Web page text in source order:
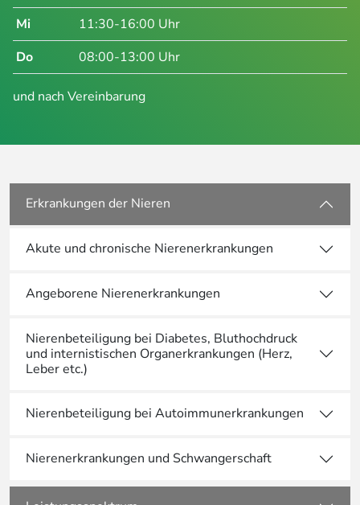
Mi
11:30-16:00 Uhr
Do
08:00-13:00 Uhr
und nach Vereinbarung
Erkrankungen der Nieren
Akute und chronische Nierenerkrankungen
Angeborene Nierenerkrankungen
Nierenbeteiligung bei Diabetes, Bluthochdruck
und internistischen Organerkrankungen (Herz,
Leber etc.)
Nierenbeteiligung bei Autoimmunerkrankungen
Nierenerkrankungen und Schwangerschaft